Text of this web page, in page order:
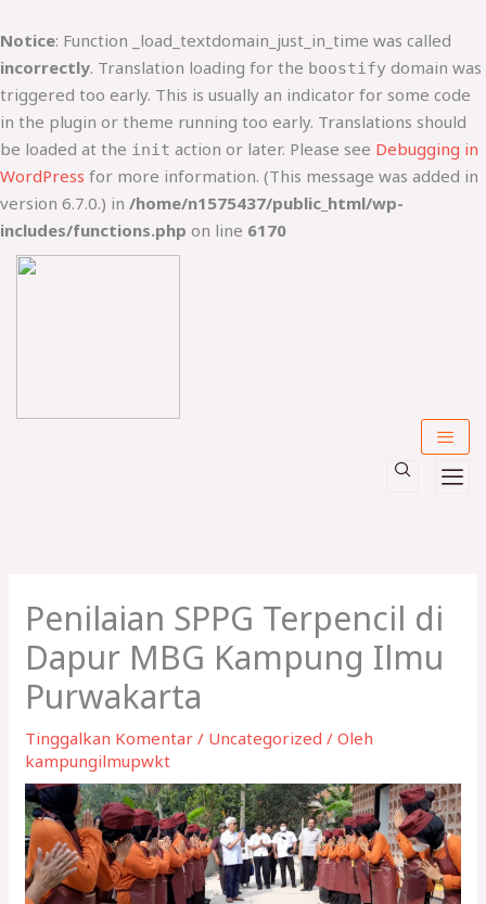
Notice: Function _load_textdomain_just_in_time was called
incorrectly. Translation loading for the boostify domain was
triggered too early. This is usually an indicator for some code
in the plugin or theme running too early. Translations should
be loaded at the init action or later. Please see Debugging in
WordPress for more information. (This message was added in
version 6.7.0.) in /home/n1575437/public_html/wp-
includes/functions.php on line 6170
ke
konten
Penilaian SPPG Terpencil di
Dapur MBG Kampung Ilmu
Purwakarta
Tinggalkan Komentar / Uncategorized / Oleh
kampungilmupwkt